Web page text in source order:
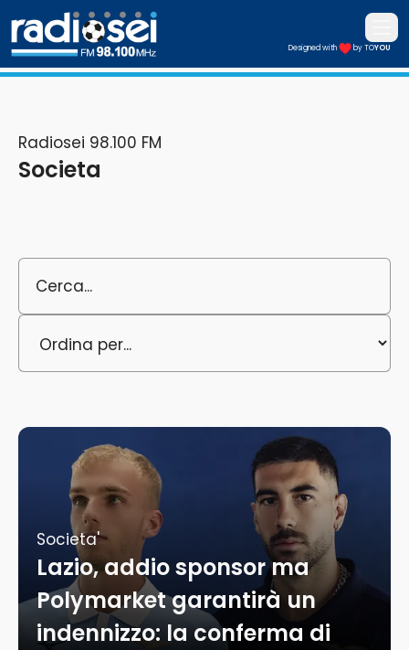
Radiosei 98.100 FM
Apri
Designed with by TOYOU
Societa
Radiosei 98.100 FM
Societa'
Lazio, addio sponsor ma
Polymarket garantirà un
indennizzo: la conferma di